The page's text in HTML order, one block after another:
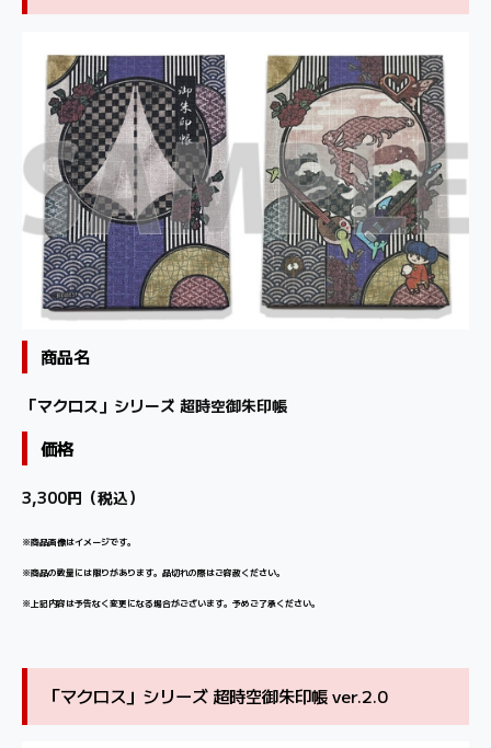
商品名
「マクロス」シリーズ 超時空御朱印帳
価格
3,300円（税込）
※商品画像はイメージです。
※商品の数量には限りがあります。品切れの際はご容赦ください。
※上記内容は予告なく変更になる場合がございます。予めご了承ください。
「マクロス」シリーズ 超時空御朱印帳 ver.2.0